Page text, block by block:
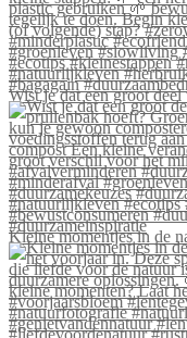
Wist je dat een groot
Kleine momentjes in de